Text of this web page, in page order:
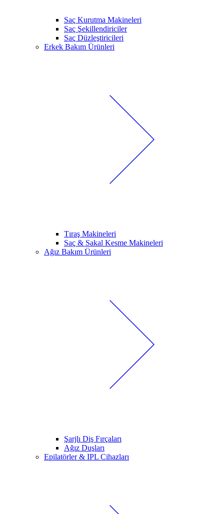
Saç Kurutma Makineleri
Saç Şekillendiriciler
Saç Düzleştiricileri
Erkek Bakım Ürünleri
Tıraş Makineleri
Saç & Sakal Kesme Makineleri
Ağız Bakım Ürünleri
Şarjlı Diş Fırçaları
Ağız Duşları
Epilatörler & IPL Cihazları